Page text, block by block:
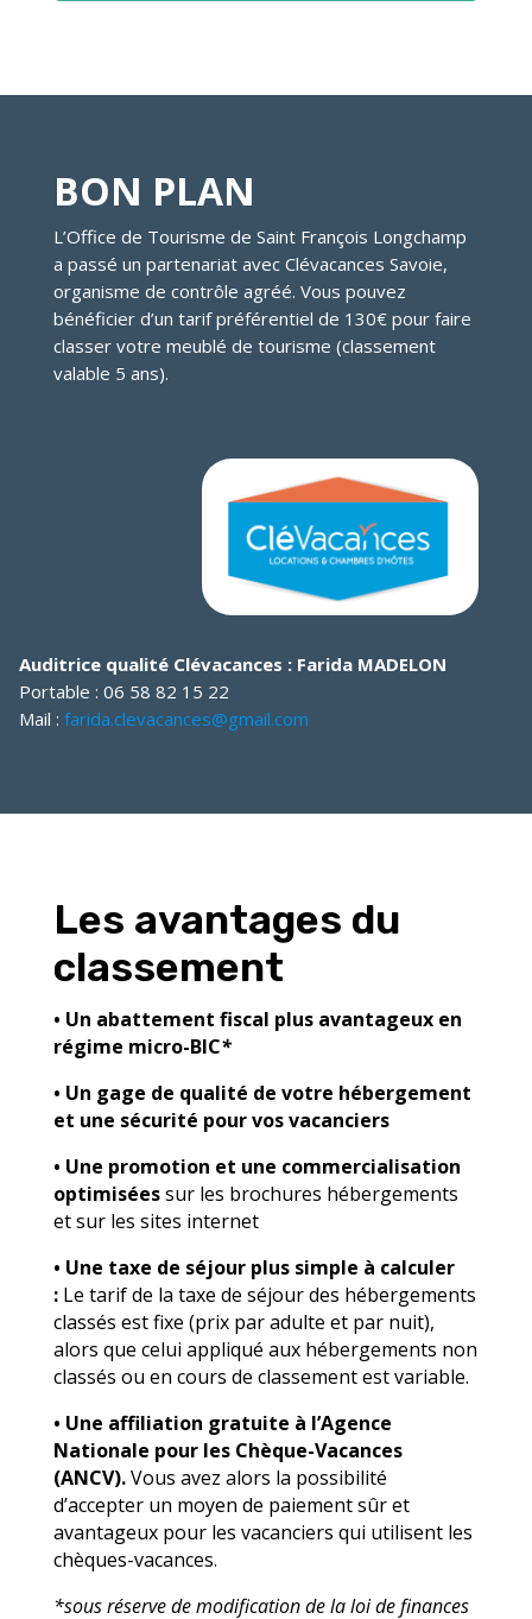
BON PLAN
L’Office de Tourisme de Saint François Longchamp
a passé un partenariat avec Clévacances Savoie,
organisme de contrôle agréé. Vous pouvez
bénéficier d’un tarif préférentiel de 130€ pour faire
classer votre meublé de tourisme (classement
valable 5 ans).
Auditrice qualité Clévacances : Farida MADELON
Portable : 06 58 82 15 22
Mail : farida.clevacances@gmail.com
Les avantages du
classement
• Un abattement fiscal plus avantageux en
régime micro-BIC*
• Un gage de qualité de votre hébergement
et une sécurité pour vos vacanciers
• Une promotion et une commercialisation
optimiséessur les brochures hébergements
et sur les sites internet
• Une taxe de séjour plus simple à calculer
:Le tarif de la taxe de séjour des hébergements
classés est fixe (prix par adulte et par nuit),
alors que celui appliqué aux hébergements non
classés ou en cours de classement est variable.
• Une affiliation gratuite à l’Agence
Nationale pour les Chèque-Vacances
(ANCV).Vous avez alors la possibilité
d’accepter un moyen de paiement sûr et
avantageux pour les vacanciers qui utilisent les
chèques-vacances.
*sous réserve de modification de la loi de finances